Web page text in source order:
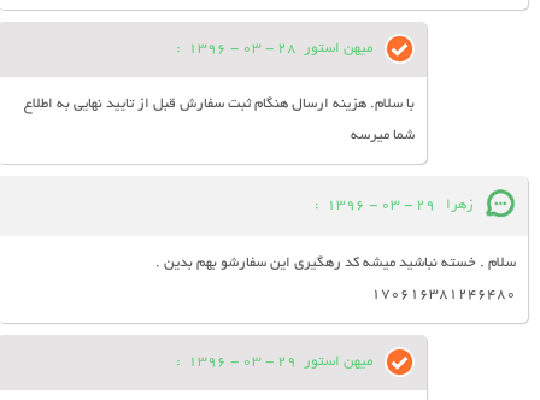
میهن استور 28 - 03 - 1396
:
با سلام. هزینه ارسال هنگام ثبت سفارش قبل از تایید نهایی به اطلاع
شما میرسه
زهرا 29 - 03 - 1396
:
سلام . خسته نباشید میشه کد رهگیری این سفارشو بهم بدین .
170616381246480
میهن استور 29 - 03 - 1396
: